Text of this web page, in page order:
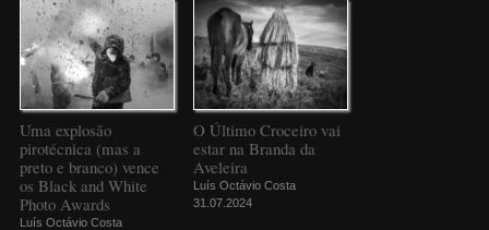
Uma explosão
pirotécnica (mas a
preto e branco) vence
os Black and White
Photo Awards
Luís Octávio Costa
O Último Croceiro vai
estar na Branda da
Aveleira
Luís Octávio Costa
31.07.2024